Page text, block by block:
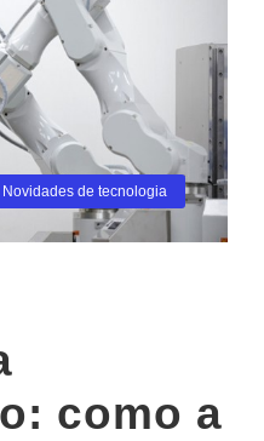
Novidades de tecnologia
como a